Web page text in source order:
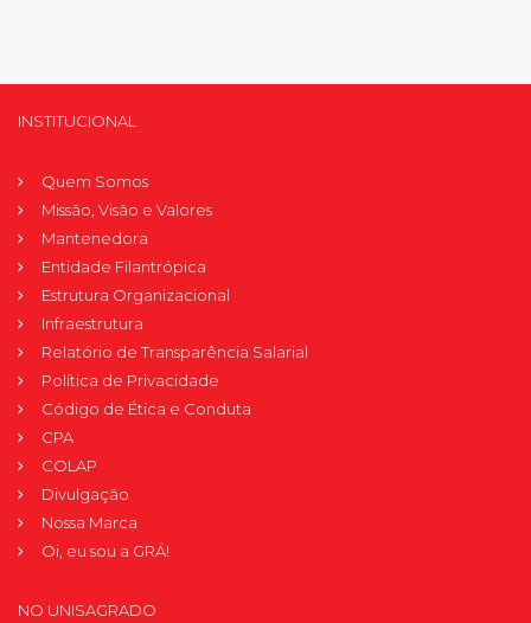
INSTITUCIONAL
Quem Somos
Missão, Visão e Valores
Mantenedora
Entidade Filantrópica
Estrutura Organizacional
Infraestrutura
Relatório de Transparência Salarial
Política de Privacidade
Código de Ética e Conduta
CPA
COLAP
Divulgação
Nossa Marca
Oi, eu sou a GRÁ!
NO UNISAGRADO